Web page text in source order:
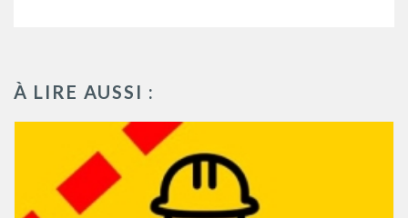
À LIRE AUSSI :